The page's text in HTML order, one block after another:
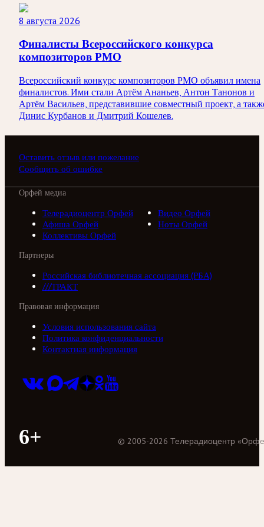
8 августа 2026
Финалисты Всероссийского конкурса
композиторов РМО
Всероссийский конкурс композиторов РМО объявил имена
финалистов. Ими стали Артём Ананьев, Антон Танонов и
Артём Васильев, представившие совместный проект, а
Динис Курбанов и Дмитрий Кошелев.
Оставить отзыв или пожелание
Сообщить об ошибке
Орфей медиа
Телерадиоцентр Орфей
Видео Орфей
Афиша Орфей
Ноты Орфей
Коллективы Орфей
Партнеры
Российская библиотечная ассоциация (РБА)
///ТРАКТ
Правовая информация
Условия использования сайта
Политика конфиденциальности
Контактная информация
6+ © 2005-2026 Телерадиоцентр